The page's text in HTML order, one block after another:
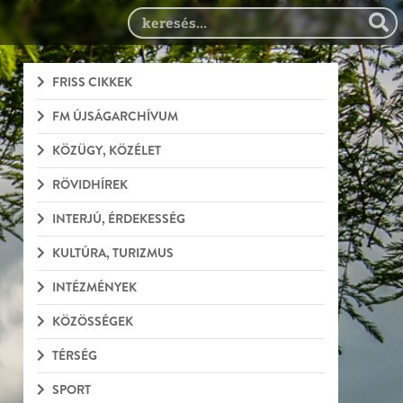
FRISS CIKKEK
FM ÚJSÁGARCHÍVUM
KÖZÜGY, KÖZÉLET
RÖVIDHÍREK
INTERJÚ, ÉRDEKESSÉG
KULTÚRA, TURIZMUS
INTÉZMÉNYEK
KÖZÖSSÉGEK
TÉRSÉG
SPORT